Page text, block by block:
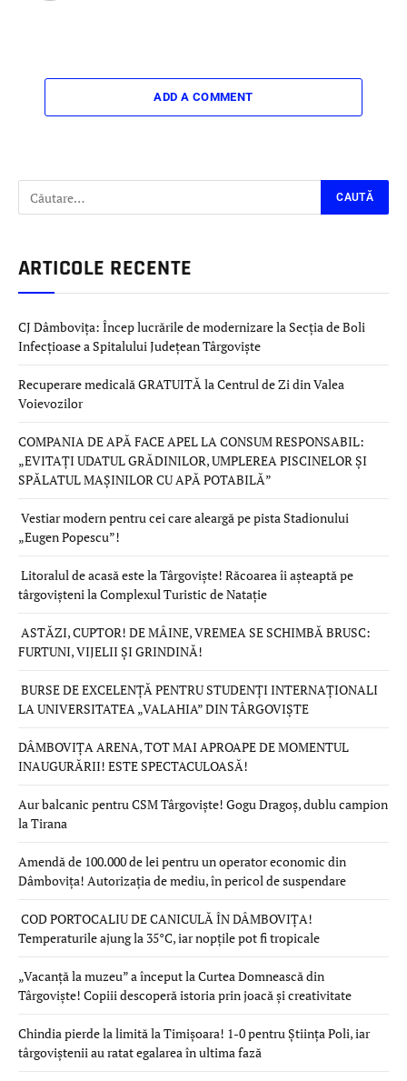
ADD A COMMENT
ARTICOLE RECENTE
CJ Dâmbovița: Încep lucrările de modernizare la Secția de Boli
Infecțioase a Spitalului Județean Târgoviște
Recuperare medicală GRATUITĂ la Centrul de Zi din Valea
Voievozilor
COMPANIA DE APĂ FACE APEL LA CONSUM RESPONSABIL:
„EVITAȚI UDATUL GRĂDINILOR, UMPLEREA PISCINELOR ȘI
SPĂLATUL MAȘINILOR CU APĂ POTABILĂ”
Vestiar modern pentru cei care aleargă pe pista Stadionului
„Eugen Popescu”!
Litoralul de acasă este la Târgoviște! Răcoarea îi așteaptă pe
târgovișteni la Complexul Turistic de Natație
ASTĂZI, CUPTOR! DE MÂINE, VREMEA SE SCHIMBĂ BRUSC:
FURTUNI, VIJELII ȘI GRINDINĂ!
BURSE DE EXCELENȚĂ PENTRU STUDENȚI INTERNAȚIONALI
LA UNIVERSITATEA „VALAHIA” DIN TÂRGOVIȘTE
DÂMBOVIȚA ARENA, TOT MAI APROAPE DE MOMENTUL
INAUGURĂRII! ESTE SPECTACULOASĂ!
Aur balcanic pentru CSM Târgoviște! Gogu Dragoș, dublu campion
la Tirana
Amendă de 100.000 de lei pentru un operator economic din
Dâmbovița! Autorizația de mediu, în pericol de suspendare
COD PORTOCALIU DE CANICULĂ ÎN DÂMBOVIȚA!
Temperaturile ajung la 35°C, iar nopțile pot fi tropicale
„Vacanță la muzeu” a început la Curtea Domnească din
Târgoviște! Copiii descoperă istoria prin joacă și creativitate
Chindia pierde la limită la Timișoara! 1-0 pentru Știința Poli, iar
târgoviștenii au ratat egalarea în ultima fază